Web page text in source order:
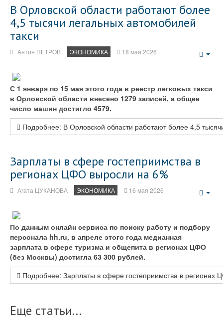
В Орловской области работают более
4,5 тысячи легальных автомобилей
такси
Антон ПЕТРОВ ЭКОНОМИКА 18 мая 2026
С 1 января по 15 мая этого года в реестр легковых такси
в Орловской области внесено 1279 записей, а общее
число машин достигло 4579.
Подробнее: В Орловской области работают более 4,5
Зарплаты в сфере гостеприимства в
регионах ЦФО выросли на 6%
Агата ЦУКАНОВА ЭКОНОМИКА 16 мая 2026
По данным онлайн сервиса по поиску работу и подбору
персонала hh.ru, в апреле этого года медианная
зарплата в сфере туризма и общепита в регионах ЦФО
(без Москвы) достигла 63 300 рублей.
Подробнее: Зарплаты в сфере гостеприимства в регионах
Еще статьи...